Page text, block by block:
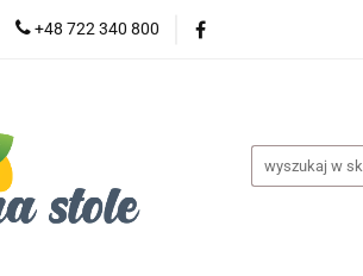
+48 722 340 800
Żywność ekologiczna
Duże opakowania